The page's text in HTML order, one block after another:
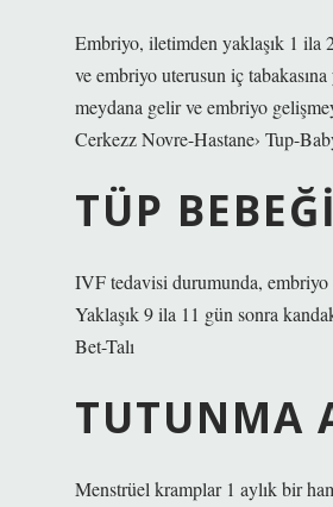
Embriyo, iletimden yaklaşık 1 ila
ve embriyo uterusun iç
meydana gelir ve embriyo
Cerkezz Novre-Hastane› Tup-
TÜP
IVF tedavisi durumunda, embriyo
Yaklaşık 9 ila 11 gün sonra
Bet-Talı
TUTUNMA
Menstrüel kramplar 1 aylık bir